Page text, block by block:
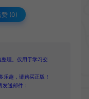
赞 (0)
理。仅用于学习交
乐趣，请购买正版！
送邮件：